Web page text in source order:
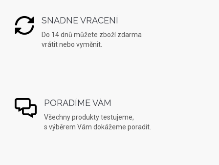
SNADNÉ VRÁCENÍ
Do 14 dnů můžete zboží zdarma
vrátit nebo vyměnit.
PORADÍME VÁM
Všechny produkty testujeme,
s výběrem Vám dokážeme poradit.